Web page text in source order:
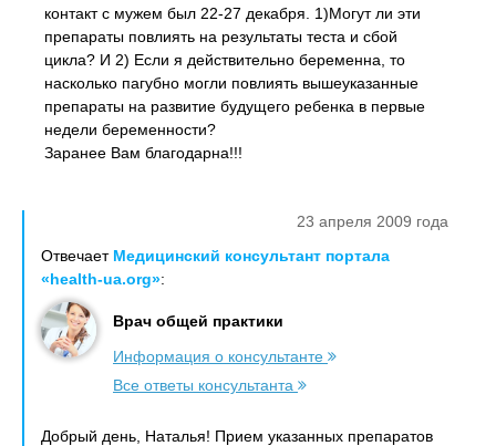
контакт с мужем был 22-27 декабря. 1)Могут ли эти
препараты повлиять на результаты теста и сбой
цикла? И 2) Если я действительно беременна, то
насколько пагубно могли повлиять вышеуказанные
препараты на развитие будущего ребенка в первые
недели беременности?
Заранее Вам благодарна!!!
23 апреля 2009 года
Отвечает Медицинский консультант портала
«health-ua.org»:
Врач общей практики
Информация о консультанте
Все ответы консультанта
Добрый день, Наталья! Прием указанных препаратов